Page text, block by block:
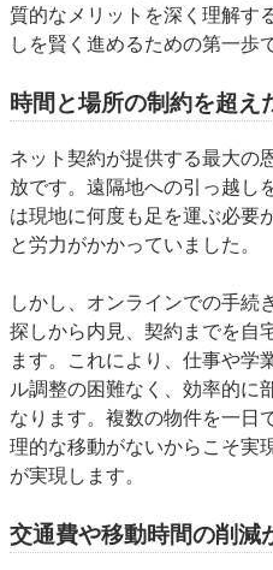
質的なメリットを深く理解す
しを賢く進めるための第一歩
時間と場所の制約を超え
ネット契約が提供する最大の
放です。遠隔地への引っ越し
は現地に何度も足を運ぶ必要
と労力がかかっていました。
しかし、オンラインでの手続
探しから内見、契約までを自
ます。これにより、仕事や学
ル調整の困難なく、効率的に
なります。複数の物件を一日
理的な移動がないからこそ実
が実現します。
交通費や移動時間の削減